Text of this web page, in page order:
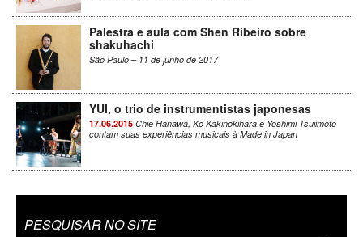
Palestra e aula com Shen Ribeiro sobre
shakuhachi
São Paulo – 11 de junho de 2017
YUI, o trio de instrumentistas japonesas
17.06.2015 Chie Hanawa, Ko Kakinokihara e Yoshimi Tsujimoto
contam suas experiências musicais à Made in Japan
PESQUISAR NO SITE